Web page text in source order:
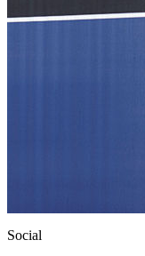
Social